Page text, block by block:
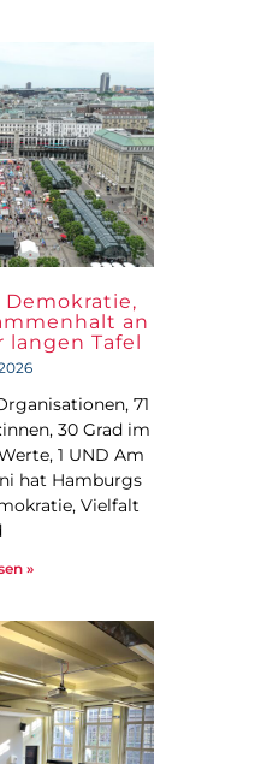
an
Tafel
71
30 Grad im
1 UND Am
hat Hamburgs
Vielfalt
»